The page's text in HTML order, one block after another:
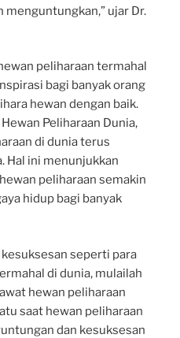
menguntungkan,” ujar Dr.
peliharaan termahal
bagi banyak orang
hewan dengan baik.
Peliharaan Dunia,
di dunia terus
Hal ini menunjukkan
peliharaan semakin
hidup bagi banyak
seperti para
di dunia, mulailah
hewan peliharaan
saat hewan peliharaan
dan kesuksesan